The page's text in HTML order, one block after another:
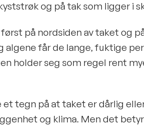
og på tak som ligger i
på nordsiden av taket og
algene får de lange, fuktige
holder seg som regel rent
et tegn på at taket er dårlig
og klima. Men det